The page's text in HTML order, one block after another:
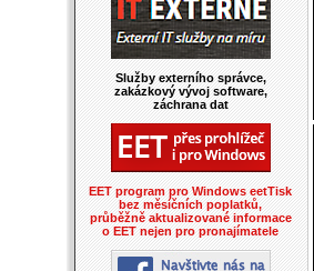
Služby externího správce,
zakázkový vývoj software,
záchrana dat
EET program pro Windows eetTisk
bez měsíčních poplatků,
průběžně aktualizované informace
o EET nejen pro pronajímatele